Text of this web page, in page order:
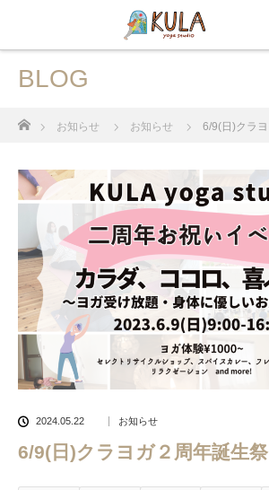
BLOG
ホーム
お知らせ お知らせ 6/9(日)クラ
2024.05.22 お知らせ
6/9(日)クラヨガ２周年誕生祭